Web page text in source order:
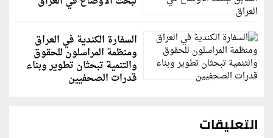
السفارة الكندية في العراق
ومنظمة المراسلون للحقوق
والتنمية تبحثان تطوير وبناء
قدرات الصحفيين
التعليقات